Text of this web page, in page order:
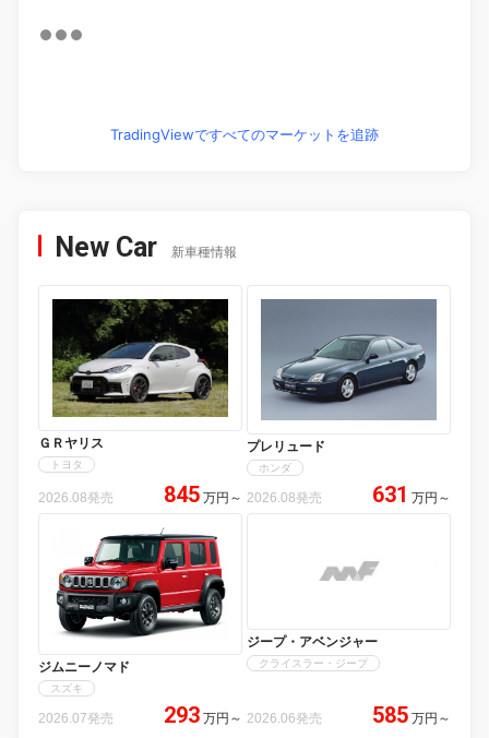
TradingViewですべてのマーケットを追跡
New Car 新車種情報
ＧＲヤリス
トヨタ
2026.08発売 845 万円 ～
プレリュード
ホンダ
2026.08発売 631 万円 ～
ジムニーノマド
スズキ
2026.07発売 293 万円 ～
ジープ・アベンジャー
クライスラー・ジープ
2026.06発売 585 万円 ～